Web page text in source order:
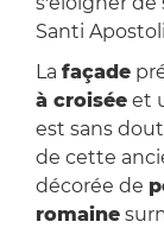
Santi
La façade
à croiséeet
est sans
de cette
décorée de
romaine